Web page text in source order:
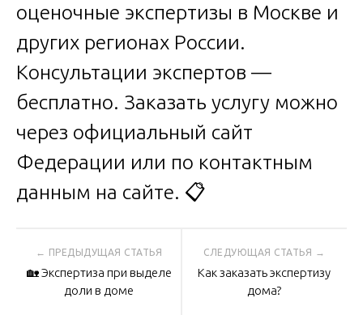
оценочные экспертизы в Москве и
других регионах России.
Консультации экспертов —
бесплатно. Заказать услугу можно
через официальный сайт
Федерации или по контактным
данным на сайте. 📋
Навигация
🏡 Экспертиза при выделе
доли в доме
Как заказать экспертизу
дома?